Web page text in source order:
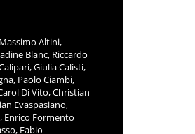
Altini,
Blanc, Riccardo
Giulia Calisti,
Paolo Ciambi,
Di Vito, Christian
Evaspasiano,
Enrico Formento
Fabio